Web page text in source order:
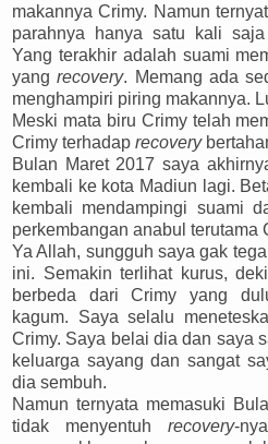
makannya Crimy. Namun
parahnya hanya satu kali
Yang terakhir adalah suami
yangrecovery. Memang ada
menghampiri piring makannya.
Meski mata biru Crimy telah
Crimy terhadap recovery
Bulan Maret 2017 saya
kembali ke kota Madiun lagi.
kembali mendampingi suami
perkembangan anabul terutama
Ya Allah, sungguh saya gak
ini. Semakin terlihat kurus,
berbeda dari Crimy yang
kagum. Saya selalu
Crimy. Saya belai dia dan saya
keluarga sayang dan sangat
dia sembuh.
Namun ternyata memasuki
tidak menyentuh recovery-